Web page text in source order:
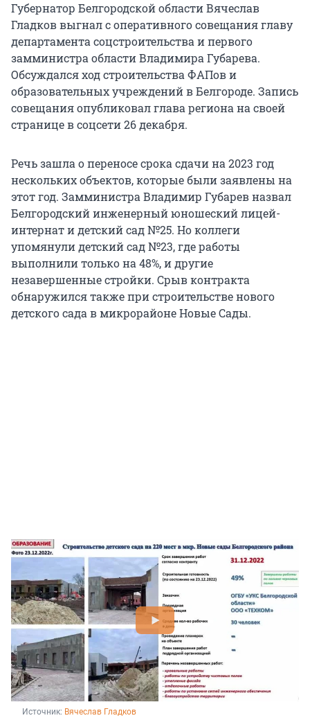
Губернатор Белгородской области Вячеслав
Гладков выгнал с оперативного совещания главу
департамента соцстроительства и первого
замминистра области Владимира Губарева.
Обсуждался ход строительства ФАПов и
образовательных учреждений в Белгороде. Запись
совещания опубликовал глава региона на своей
странице в соцсети 26 декабря.
Речь зашла о переносе срока сдачи на 2023 год
нескольких объектов, которые были заявлены на
этот год. Замминистра Владимир Губарев назвал
Белгородский инженерный юношеский лицей-
интернат и детский сад №25. Но коллеги
упомянули детский сад №23, где работы
выполнили только на 48%, и другие
незавершенные стройки. Срыв контракта
обнаружился также при строительстве нового
детского сада в микрорайоне Новые Сады.
Источник: Вячеслав Гладков